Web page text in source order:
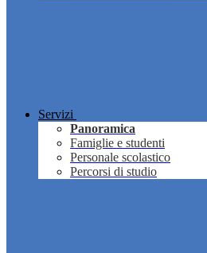
Servizi
Panoramica
Famiglie e studenti
Personale scolastico
Percorsi di studio